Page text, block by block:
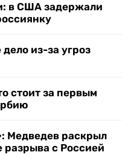
в США задержали
из-за угроз
стоит за первым
Медведев раскрыл
разрыва с Россией